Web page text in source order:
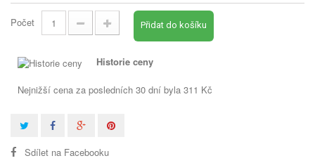
Počet Přidat do košíku
Historie ceny
Nejnižší cena za posledních 30 dní byla 311 Kč
Sdílet na Facebooku